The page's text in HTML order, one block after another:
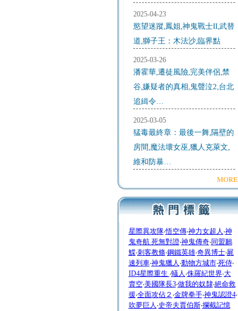
2025-04-23
慾望迷蹤,鳳姐,神鬼戰士II,武替
道,獅子王：木法沙,臨界點
2025-03-26
潘霍華,遷徒風險,完美伴侶,禁
谷,嫌疑者的真相,鬼聲泣2,台北
追緝令…
2025-03-05
猛毒最終章：最後一舞,隔壁的
房間,魔法壞女巫,獵人克萊文,
維和防暴…
MORE
星際異攻隊‧悟空傳‧神力女超人 ‧神
鬼奇航 死無對證‧神鬼傳奇‧同盟鶼
鰈‧刺客教條‧鋼鐵英雄‧奇異博士‧屍
速列車‧神鬼獵人 ‧動物方城市‧死侍‧
ID4星際重生 ‧蟻人 ‧侏羅紀世界‧大
賣空‧美國隊長3‧做我的奴隸‧絕命救
援‧全面攻佔２ ‧金牌拳手‧神鬼認證4‧
吹夢巨人 ‧史帝夫賈伯斯‧攔截記憶